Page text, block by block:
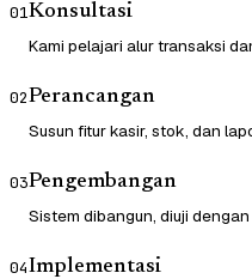
01Konsultasi
Kami pelajari alur transaksi
02Perancangan
Susun fitur kasir, stok, dan
03Pengembangan
Sistem dibangun, diuji
04Implementasi